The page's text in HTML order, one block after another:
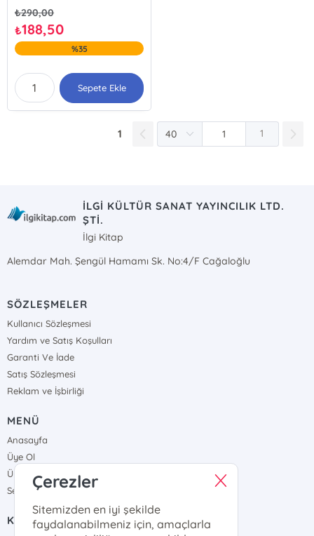
₺290,00
₺188,50
%35
Sepete Ekle
1 1
İLGİ KÜLTÜR SANAT YAYINCILIK LTD.
ŞTİ.
İlgi Kitap
Alemdar Mah. Şengül Hamamı Sk. No:4/F Cağaloğlu
SÖZLEŞMELER
Kullanıcı Sözleşmesi
Yardım ve Satış Koşulları
Garanti Ve İade
Satış Sözleşmesi
Reklam ve İşbirliği
MENÜ
Anasayfa
Üye Ol
Üye Girişi
Sepetim
KURUMSAL
Çerezler
Sitemizden en iyi şekilde
faydalanabilmeniz için, amaçlarla